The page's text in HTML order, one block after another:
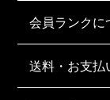
会員ランクに
送料・お支払